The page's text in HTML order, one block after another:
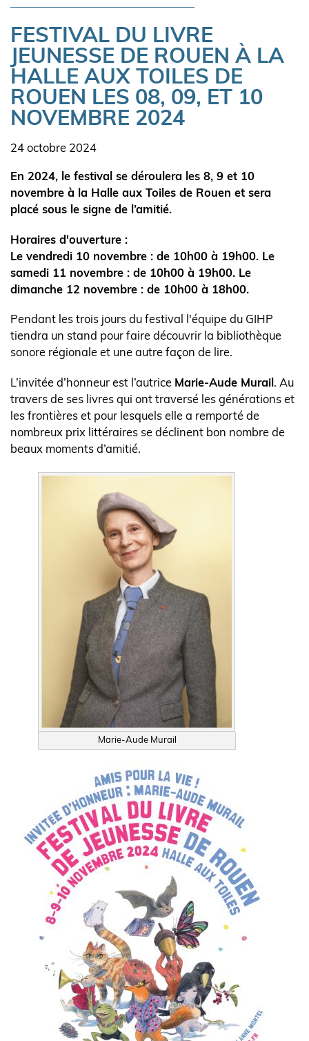
FESTIVAL DU LIVRE
JEUNESSE DE ROUEN À LA
HALLE AUX TOILES DE
ROUEN LES 08, 09, ET 10
NOVEMBRE 2024
Date
24 octobre 2024
Body
En 2024, le festival se déroulera les 8, 9 et 10
novembre à la Halle aux Toiles de Rouen et sera
placé sous le signe de l’amitié.
Horaires d'ouverture :
Le vendredi 10 novembre : de 10h00 à 19h00. Le
samedi 11 novembre : de 10h00 à 19h00. Le
dimanche 12 novembre : de 10h00 à 18h00.
Pendant les trois jours du festival l'équipe du GIHP
tiendra un stand pour faire découvrir la bibliothèque
sonore régionale et une autre façon de lire.
L’invitée d’honneur est l’autrice Marie-Aude Murail . Au
travers de ses livres qui ont traversé les générations et
les frontières et pour lesquels elle a remporté de
nombreux prix littéraires se déclinent bon nombre de
beaux moments d’amitié.
Marie-Aude Murail
l'actualité